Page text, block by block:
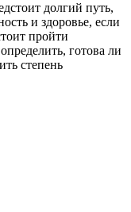
долгий путь,
и здоровье, если
пройти
готова ли
степень